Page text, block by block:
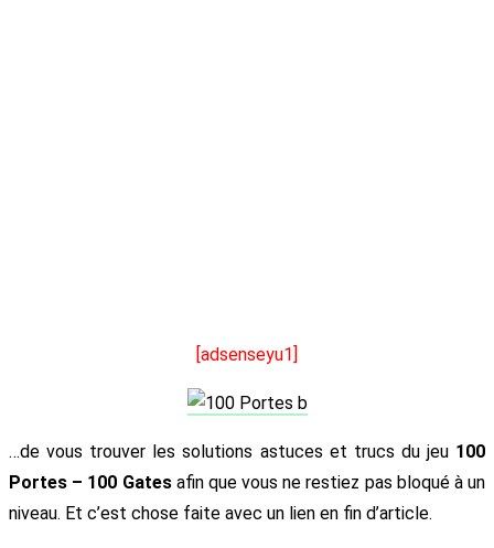
[adsenseyu1]
…de vous trouver les solutions astuces et trucs du jeu 100
Portes – 100 Gatesafin que vous ne restiez pas bloqué à un
niveau. Et c’est chose faite avec un lien en fin d’article.